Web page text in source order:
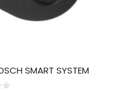
SMART SYSTEM